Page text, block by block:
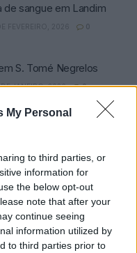
My Personal
to third parties, or
information for
the below opt-out
note that after your
continue seeing
information utilized by
to third parties prior to
de sangue em Landim
FEVEREIRO, 2026 0
S. Tomé Negrelos
JANEIRO, 2026 0
JANEIRO, 2026 0
de Administração e
para prevenir
de saúde
JANEIRO, 2026 0